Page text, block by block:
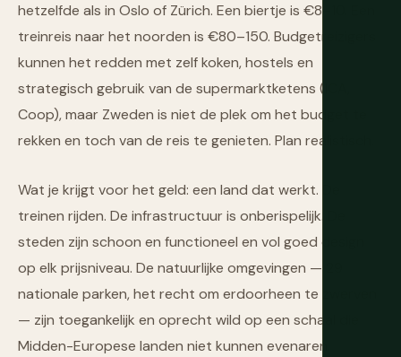
hetzelfde als in Oslo of Zürich. Een biertje is €8–10. Een
treinreis naar het noorden is €80–150. Budgetreizigers
kunnen het redden met zelf koken, hostels en
strategisch gebruik van de supermarktketens (ICA,
Coop), maar Zweden is niet de plek om het budget te
rekken en toch van de reis te genieten. Plan realistisch.
Wat je krijgt voor het geld: een land dat werkt. De
treinen rijden. De infrastructuur is onberispelijk. De
steden zijn schoon en functioneel en vol goed design
op elk prijsniveau. De natuurlijke omgevingen — 29
nationale parken, het recht om erdoorheen te zwerven
— zijn toegankelijk en oprecht wild op een schaal die
Midden-Europese landen niet kunnen evenaren.